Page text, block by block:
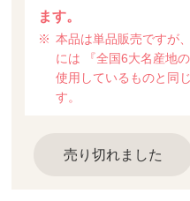
ます。
本品は単品販売ですが
には 『全国6大名産地
使用しているものと同
す。
売り切れました